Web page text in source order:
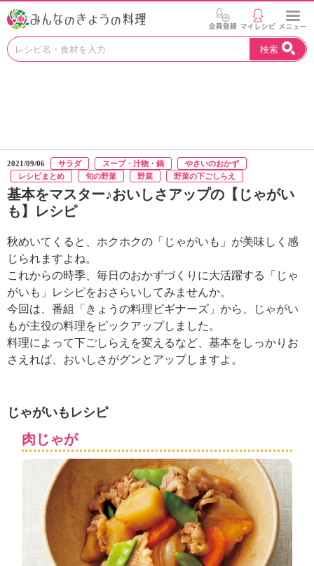
お
つ
け
よ
N
K
エ
デ
ュ
ケ
ー
シ
ん
な
の
き
ょ
う
の
料
検索
2021/09/06 サラダ スープ・汁物・鍋
やさいのおかず
レシピまとめ
旬の野菜 野菜 野菜の下ごしらえ
基本をマスター♪おいしさアップの【じゃがい
も】レシピ
秋めいてくると、ホクホクの「じゃがいも」が美味しく感
じられますよね。
これからの時季、毎日のおかずづくりに大活躍する「じゃ
がいも」レシピをおさらいしてみませんか。
今回は、番組「きょうの料理ビギナーズ」から、じゃがい
もが主役の料理をピックアップしました。
料理によって下ごしらえを変えるなど、基本をしっかりお
さえれば、おいしさがグンとアップしますよ。
じゃがいもレシピ
肉じゃが